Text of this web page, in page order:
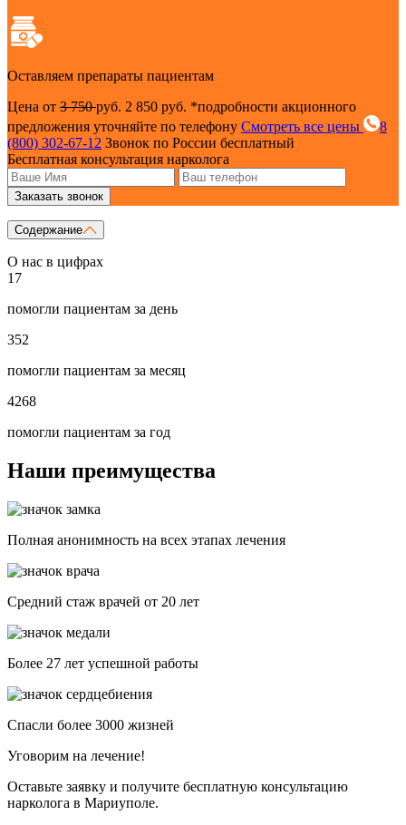
Оставляем препараты пациентам
Цена от 3 750руб. 2 850 руб. *подробности акционного
предложения уточняйте по телефону Смотреть все цены
8
(800) 302-67-12 Звонок по России бесплатный
Бесплатная консультация нарколога
Заказать звонок
Содержание
О нас в цифрах
17
помогли пациентам за день
352
помогли пациентам за месяц
4268
помогли пациентам за год
Наши преимущества
Полная анонимность на всех этапах лечения
Средний стаж врачей от 20 лет
Более 27 лет успешной работы
Спасли более 3000 жизней
Уговорим на лечение!
Оставьте заявку и получите бесплатную консультацию
нарколога в Мариуполе.